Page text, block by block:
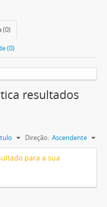
(0)
(0)
resultados
Direção: Ascendente
para a sua